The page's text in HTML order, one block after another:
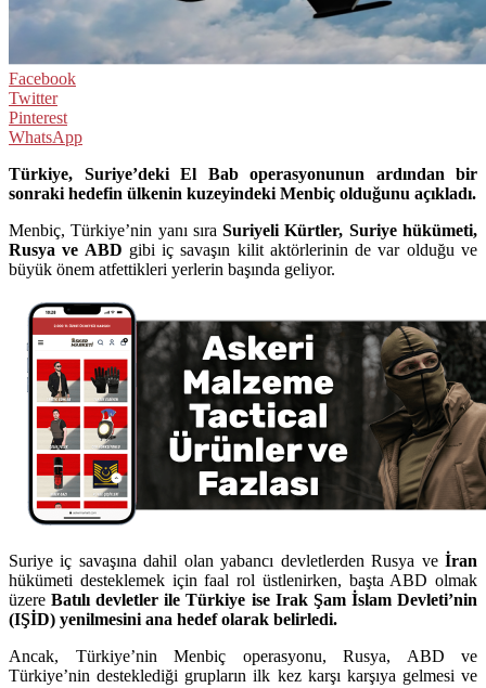
Facebook
Twitter
Pinterest
WhatsApp
Türkiye, Suriye’deki El Bab operasyonunun ardından bir
sonraki hedefin ülkenin kuzeyindeki Menbiç olduğunu açıkladı.
Menbiç, Türkiye’nin yanı sıraSuriyeli Kürtler, Suriye hükümeti,
Rusya ve ABD gibi iç savaşın kilit aktörlerinin de var olduğu ve
büyük önem atfettikleri yerlerin başında geliyor.
Suriye iç savaşına dahil olan yabancı devletlerden Rusya ve İran
hükümeti desteklemek için faal rol üstlenirken, başta ABD olmak
üzereBatılı devletler ile Türkiye ise Irak Şam İslam Devleti’nin
(IŞİD) yenilmesini ana hedef olarak belirledi.
Ancak, Türkiye’nin Menbiç operasyonu, Rusya, ABD ve
Türkiye’nin desteklediği grupların ilk kez karşı karşıya gelmesi ve